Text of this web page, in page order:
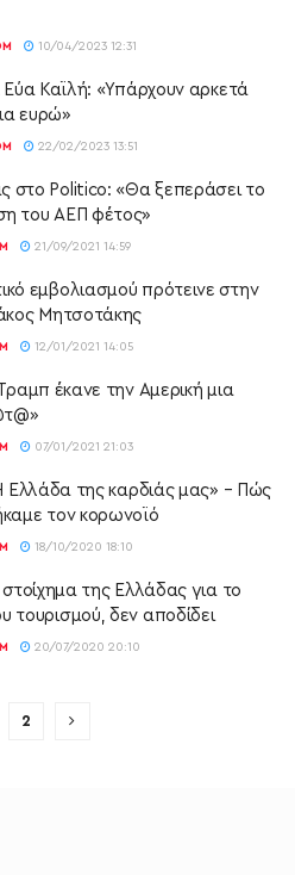
10/04/2023 12:31
Εύα Καϊλή: «Υπάρχουν αρκετά
ευρώ»
22/02/2023 13:51
στο Politico: «Θα ξεπεράσει το
του ΑΕΠ φέτος»
21/09/2021 14:59
εμβολιασμού πρότεινε στην
Μητσοτάκης
12/01/2021 14:05
έκανε την Αμερική μια
07/01/2021 21:03
Ελλάδα της καρδιάς μας» – Πώς
τον κορωνοϊό
18/10/2020 18:10
της Ελλάδας για το
τουρισμού, δεν αποδίδει
20/07/2020 20:10
2